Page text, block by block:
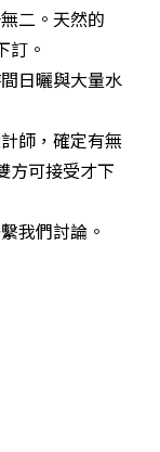
二。天然的
訂。
日曬與大量水
師，確定有無
方可接受才下
我們討論。